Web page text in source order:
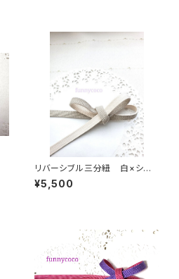
リバーシブル三分紐 白×シル
バー
¥5,500